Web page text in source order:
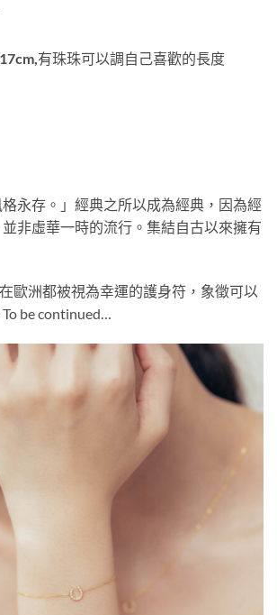
17cm, 有珠珠可以調自己喜歡的長度
格永存。」經典之所以成為經典，因為經
非虛華一時的流行。集結自古以來擁有
歐洲都被視為幸運的護身符，象徵可以
be continued…